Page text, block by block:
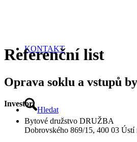
KONTAKT
Hledat
Referenční list
Oprava soklu a vstupů
Investor:
Bytové družstvo DRUŽBA
Dobrovského 869/15, 400 03 Ústí